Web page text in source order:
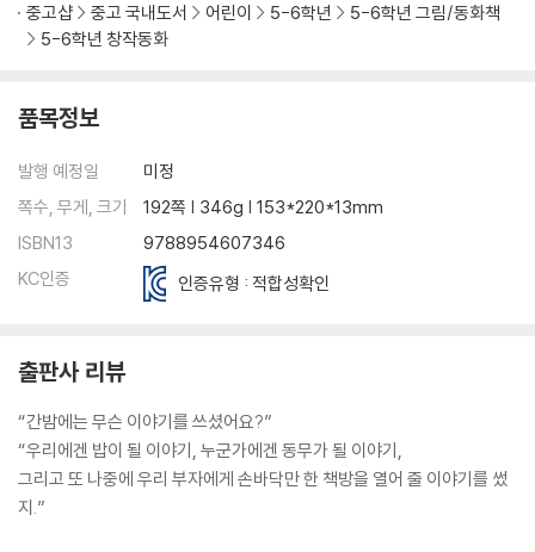
중고샵
중고 국내도서 어린이 5-6학년
5-6학년 그림/동화책
5-6학년 창작동화
품목정보
발행 예정일
미정
쪽수, 무게, 크기
192쪽 | 346g | 153*220*13mm
ISBN13
9788954607346
KC인증
인증유형 : 적합성확인
출판사 리뷰
“간밤에는 무슨 이야기를 쓰셨어요?”
“우리에겐 밥이 될 이야기, 누군가에겐 동무가 될 이야기,
그리고 또 나중에 우리 부자에게 손바닥만 한 책방을 열어 줄 이야기를 썼
지.”